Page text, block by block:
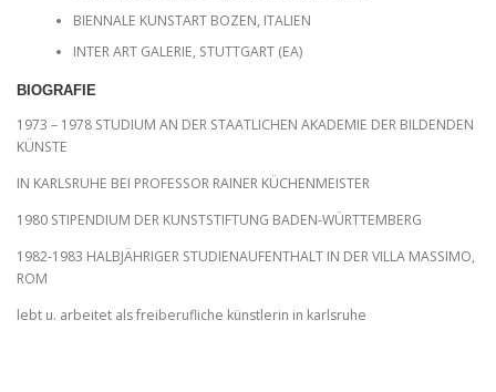
BIENNALE KUNSTART BOZEN, ITALIEN
INTER ART GALERIE, STUTTGART (EA)
BIOGRAFIE
1973 – 1978 STUDIUM AN DER STAATLICHEN AKADEMIE DER BILDENDEN
KÜNSTE
IN KARLSRUHE BEI PROFESSOR RAINER KÜCHENMEISTER
1980 STIPENDIUM DER KUNSTSTIFTUNG BADEN-WÜRTTEMBERG
1982-1983 HALBJÄHRIGER STUDIENAUFENTHALT IN DER VILLA MASSIMO,
ROM
lebt u. arbeitet als freiberufliche künstlerin in karlsruhe